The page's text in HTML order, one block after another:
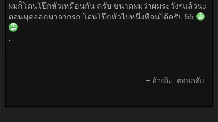
ผมก็โดนโป๊กหัวเหมือนกัน ครับ ขนาดผมว่าผมระวังๆแล้วนะ
ตอนมุดออกมาจากรถ โดนโป๊กหัวไปหนึ่งทีจนได้ครับ 55
.
+ อ้างถึง ตอบกลับ